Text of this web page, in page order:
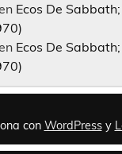
Ecos De
Ecos De
con WordPressy